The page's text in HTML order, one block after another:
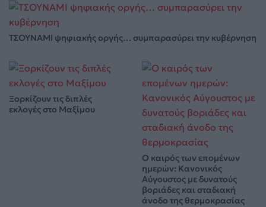
ΤΣΟΥΝΑΜΙ ψηφιακής οργής… συμπαρασύρει την κυβέρνηση
Ξορκίζουν τις διπλές
εκλογές στο Μαξίμου
Ο καιρός των επομένων
ημερών: Κανονικός
Αύγουστος με δυνατούς
βοριάδες και σταδιακή
άνοδο της θερμοκρασίας